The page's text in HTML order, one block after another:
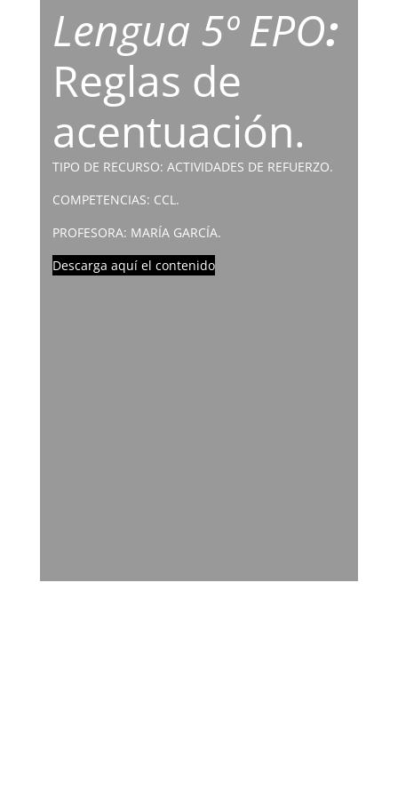
Lengua 5º EPO:
Reglas de
acentuación.
TIPO DE RECURSO: ACTIVIDADES DE REFUERZO.
COMPETENCIAS: CCL.
PROFESORA: MARÍA GARCÍA.
Descarga aquí el contenido